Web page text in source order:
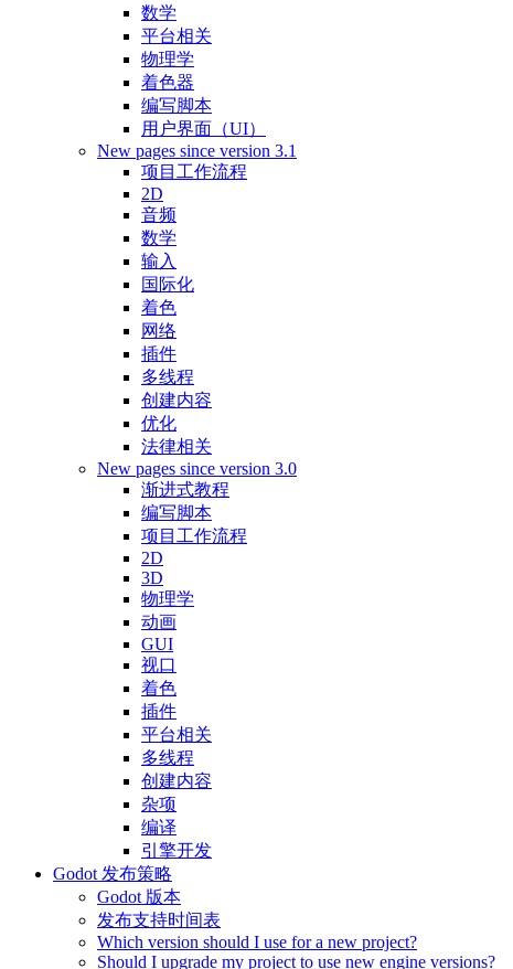
数学
平台相关
物理学
着色器
编写脚本
用户界面（UI）
New pages since version 3.1
项目工作流程
2D
音频
数学
输入
国际化
着色
网络
插件
多线程
创建内容
优化
法律相关
New pages since version 3.0
渐进式教程
编写脚本
项目工作流程
2D
3D
物理学
动画
GUI
视口
着色
插件
平台相关
多线程
创建内容
杂项
编译
引擎开发
Godot 发布策略
Godot 版本
发布支持时间表
Which version should I use for a new project?
Should I upgrade my project to use new engine versions?